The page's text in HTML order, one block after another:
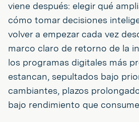
viene después: elegir qué
cómo tomar decisiones
volver a empezar cada vez
marco claro de retorno de la
los programas digitales más
estancan, sepultados bajo
cambiantes, plazos
bajo rendimiento que